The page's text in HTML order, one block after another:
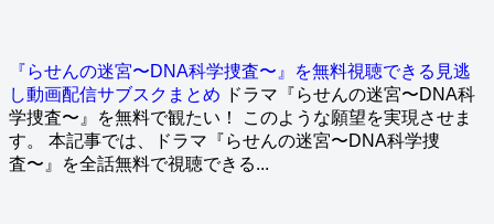
『らせんの迷宮〜DNA科学捜査〜』を無料視聴できる見逃
し動画配信サブスクまとめ ドラマ『らせんの迷宮〜DNA科
学捜査〜』を無料で観たい！ このような願望を実現させま
す。 本記事では、ドラマ『らせんの迷宮〜DNA科学捜
査〜』を全話無料で視聴できる...